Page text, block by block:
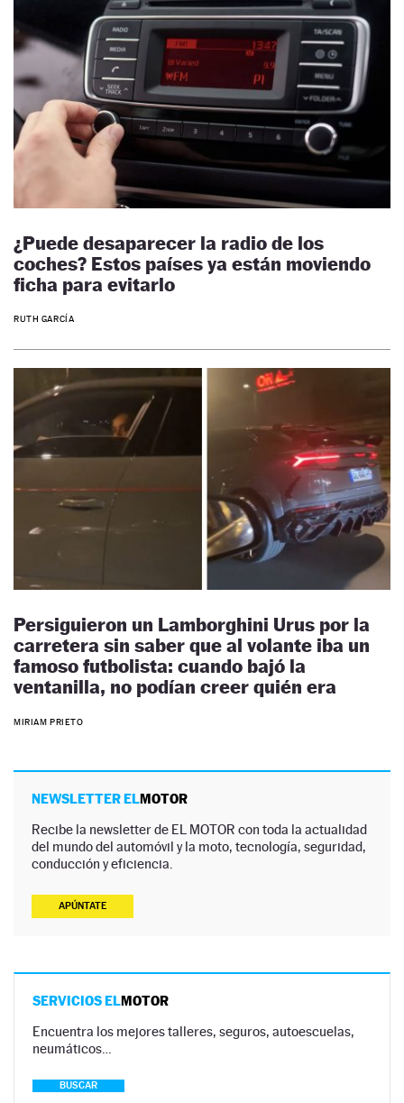
¿Puede desaparecer la radio de los
coches? Estos países ya están moviendo
ficha para evitarlo
RUTH GARCÍA
Persiguieron un Lamborghini Urus por la
carretera sin saber que al volante iba un
famoso futbolista: cuando bajó la
ventanilla, no podían creer quién era
MIRIAM PRIETO
NEWSLETTER ELMOTOR
Recibe la newsletter de EL MOTOR con toda la actualidad
del mundo del automóvil y la moto, tecnología, seguridad,
conducción y eficiencia.
APÚNTATE
SERVICIOS ELMOTOR
Encuentra los mejores talleres, seguros, autoescuelas,
neumáticos…
BUSCAR